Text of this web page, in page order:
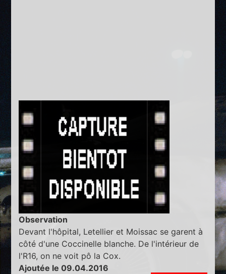
Observation
Devant l'hôpital, Letellier et Moissac se garent à
côté d'une Coccinelle blanche. De l'intérieur de
l'R16, on ne voit pô la Cox.
Ajoutée le 09.04.2016